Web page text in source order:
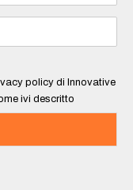
policy di Innovative
ivi descritto